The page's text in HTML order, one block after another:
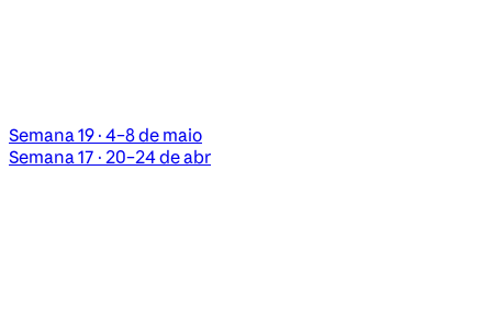
Semana 19 · 4–8 de maio
Semana 17 · 20–24 de abr